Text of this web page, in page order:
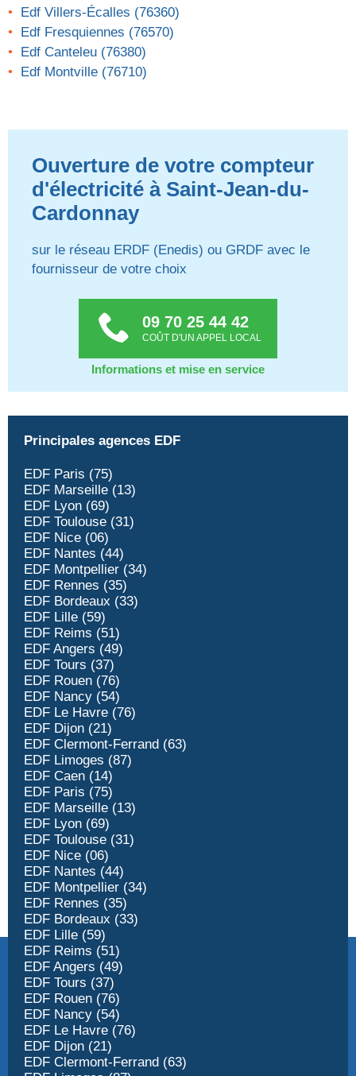
Edf Villers-Écalles (76360)
Edf Fresquiennes (76570)
Edf Canteleu (76380)
Edf Montville (76710)
Ouverture de votre compteur
d'électricité à Saint-Jean-du-
Cardonnay
sur le réseau ERDF (Enedis) ou GRDF avec le
fournisseur de votre choix
09 70 25 44 42
COÛT D'UN APPEL LOCAL
Informations et mise en service
Principales agences EDF
EDF Paris (75)
EDF Marseille (13)
EDF Lyon (69)
EDF Toulouse (31)
EDF Nice (06)
EDF Nantes (44)
EDF Montpellier (34)
EDF Rennes (35)
EDF Bordeaux (33)
EDF Lille (59)
EDF Reims (51)
EDF Angers (49)
EDF Tours (37)
EDF Rouen (76)
EDF Nancy (54)
EDF Le Havre (76)
EDF Dijon (21)
EDF Clermont-Ferrand (63)
EDF Limoges (87)
EDF Caen (14)
EDF Paris (75)
EDF Marseille (13)
EDF Lyon (69)
EDF Toulouse (31)
EDF Nice (06)
EDF Nantes (44)
EDF Montpellier (34)
EDF Rennes (35)
EDF Bordeaux (33)
EDF Lille (59)
EDF Reims (51)
EDF Angers (49)
EDF Tours (37)
EDF Rouen (76)
EDF Nancy (54)
EDF Le Havre (76)
EDF Dijon (21)
EDF Clermont-Ferrand (63)